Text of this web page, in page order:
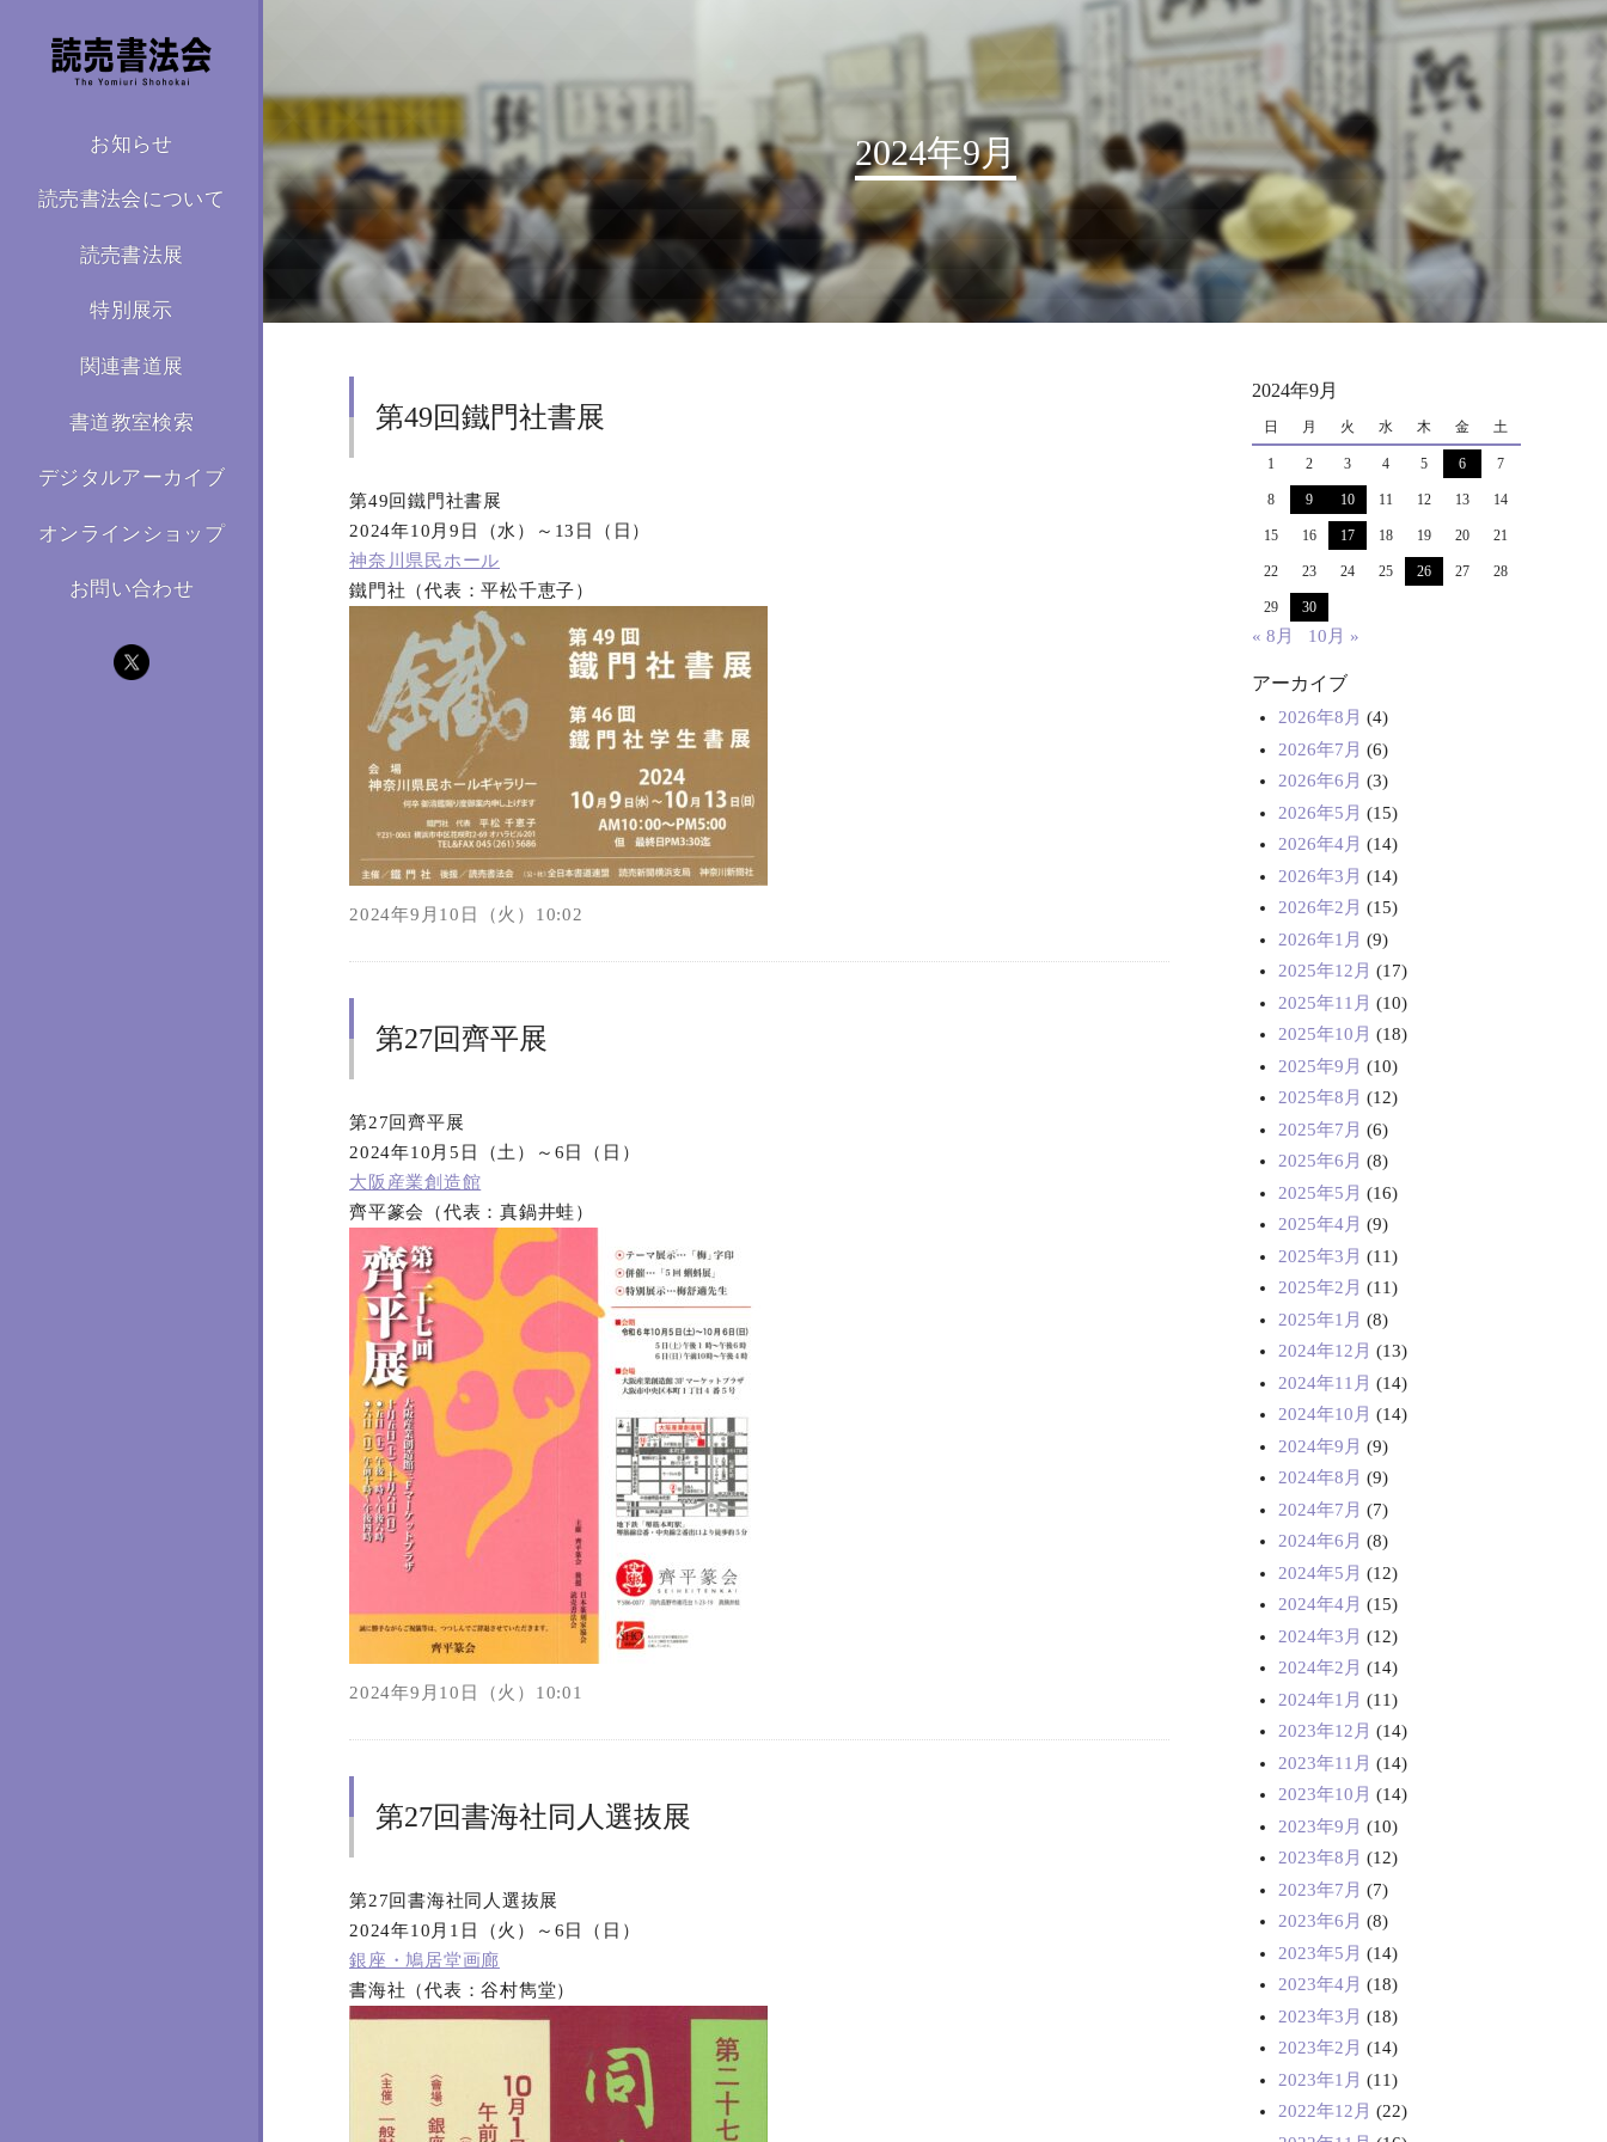
お知らせ
読売書法会について
読売書法展
特別展示
関連書道展
書道教室検索
デジタルアーカイブ
オンラインショップ
お問い合わせ
2024年9月
第49回鐵門社書展
第49回鐵門社書展
2024年10月9日（水）～13日（日）
神奈川県民ホール
鐵門社（代表：平松千恵子）
2024年9月10日（火）10:02
第27回齊平展
第27回齊平展
2024年10月5日（土）～6日（日）
大阪産業創造館
齊平篆会（代表：真鍋井蛙）
2024年9月10日（火）10:01
第27回書海社同人選抜展
第27回書海社同人選抜展
2024年10月1日（火）～6日（日）
銀座・鳩居堂画廊
書海社（代表：谷村雋堂）
2024年9月
日 月 火 水 木 金 土
1 2 3 4 5 6 7
8 9 10 11 12 13 14
15 16 17 18 19 20 21
22 23 24 25 26 27 28
29 30
« 8月 10月 »
アーカイブ
2026年8月 (4)
2026年7月 (6)
2026年6月 (3)
2026年5月 (15)
2026年4月 (14)
2026年3月 (14)
2026年2月 (15)
2026年1月 (9)
2025年12月 (17)
2025年11月 (10)
2025年10月 (18)
2025年9月 (10)
2025年8月 (12)
2025年7月 (6)
2025年6月 (8)
2025年5月 (16)
2025年4月 (9)
2025年3月 (11)
2025年2月 (11)
2025年1月 (8)
2024年12月 (13)
2024年11月 (14)
2024年10月 (14)
2024年9月 (9)
2024年8月 (9)
2024年7月 (7)
2024年6月 (8)
2024年5月 (12)
2024年4月 (15)
2024年3月 (12)
2024年2月 (14)
2024年1月 (11)
2023年12月 (14)
2023年11月 (14)
2023年10月 (14)
2023年9月 (10)
2023年8月 (12)
2023年7月 (7)
2023年6月 (8)
2023年5月 (14)
2023年4月 (18)
2023年3月 (18)
2023年2月 (14)
2023年1月 (11)
2022年12月 (22)
お知らせ
読売書法会について
読売書法展
お問い合わせ